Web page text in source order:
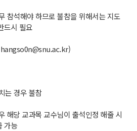
참석해야 하므로 불참을 위해서는 지도
드시 필요
는 경우 불참
해당 교과목 교수님이 출석인정 해줄 시
가능